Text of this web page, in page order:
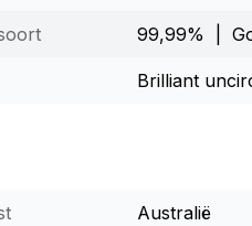
99,99% |
Brilliant
Australië